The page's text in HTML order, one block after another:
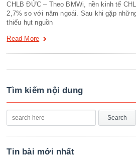
CHLB ĐỨC – Theo BMWi, nền kinh tế
2,7% so với năm ngoái. Sau khi gặp
thiếu hụt nguồn
Read More
Tìm kiếm nội dung
Tin bài mới nhất